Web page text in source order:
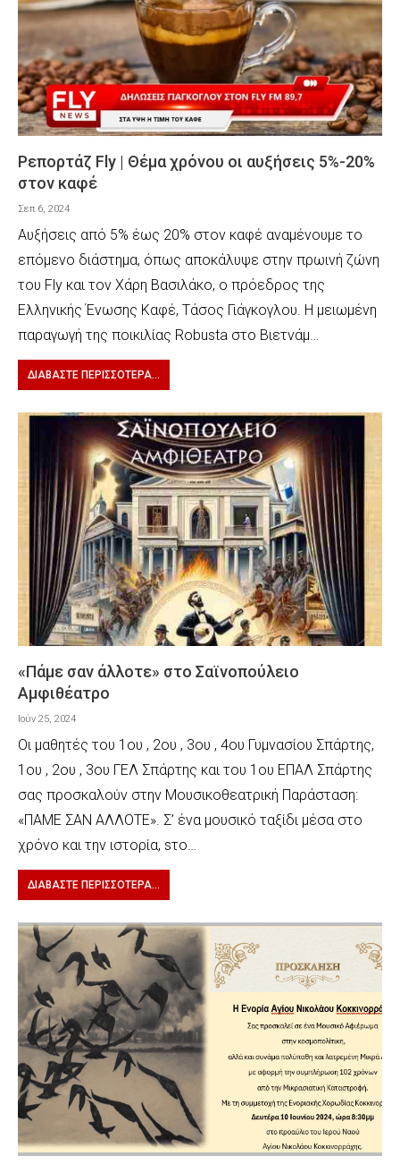
Ρεπορτάζ Fly | Θέμα χρόνου οι αυξήσεις 5%-20%
στον καφέ
Σεπ 6, 2024
Αυξήσεις από 5% έως 20% στον καφέ αναμένουμε το
επόμενο διάστημα, όπως αποκάλυψε στην πρωινή ζώνη
του Fly και τον Χάρη Βασιλάκο, ο πρόεδρος της
Ελληνικής Ένωσης Καφέ, Τάσος Γιάγκογλου. Η μειωμένη
παραγωγή της ποικιλίας Robusta στο Βιετνάμ…
ΔΙΑΒΆΣΤΕ ΠΕΡΙΣΣΌΤΕΡΑ...
«Πάμε σαν άλλοτε» στο Σαϊνοπούλειο
Αμφιθέατρο
Ιούν 25, 2024
Οι μαθητές του 1ου , 2ου , 3ου , 4ου Γυμνασίου Σπάρτης,
1ου , 2ου , 3ου ΓΕΛ Σπάρτης και του 1ου ΕΠΑΛ Σπάρτης
σας προσκαλούν στην Μουσικοθεατρική Παράσταση:
«ΠΑΜΕ ΣΑΝ ΑΛΛΟΤΕ». Σ’ ένα μουσικό ταξίδι μέσα στο
χρόνο και την ιστορία, sτο…
ΔΙΑΒΆΣΤΕ ΠΕΡΙΣΣΌΤΕΡΑ...